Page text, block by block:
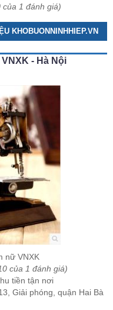
của 1 đánh giá)
KHOBUONNINHHIEP.VN
- Hà Nội
nữ VNXK
của 1 đánh giá)
tiền tận nơi
Giải phóng, quận Hai Bà